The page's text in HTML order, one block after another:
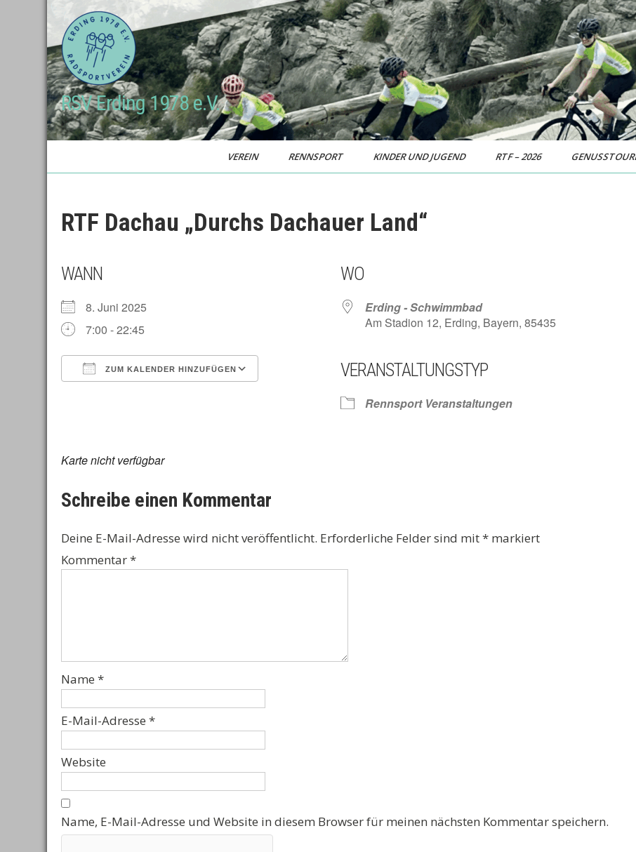
RSV Erding 1978 e.V.
VEREIN RENNSPORT KINDER UND JUGEND RTF – 2026
RTF Dachau „Durchs Dachauer Land“
WANN
8. Juni 2025
7:00 - 22:45
ZUM KALENDER HINZUFÜGEN
Google Kalender
WO
Erding - Schwimmbad
Am Stadion 12, Erding, Bayern, 85435
VERANSTALTUNGSTYP
Rennsport Veranstaltungen
Karte nicht verfügbar
Schreibe einen Kommentar
Deine E-Mail-Adresse wird nicht veröffentlicht. Erforderliche Felder sind mit* markiert
Kommentar*
Name *
E-Mail-Adresse *
Website
Name, E-Mail-Adresse und Website in diesem Browser für meinen nächsten Kommentar speichern.